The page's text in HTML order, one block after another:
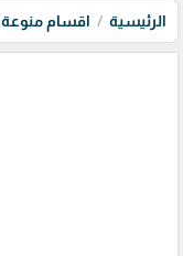
الرئيسية اقسام منوعة